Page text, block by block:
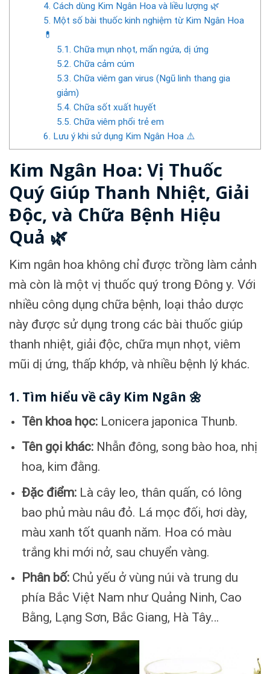
4. Cách dùng Kim Ngân Hoa và liều lượng 🌿
5. Một số bài thuốc kinh nghiệm từ Kim Ngân Hoa
💊
5.1. Chữa mụn nhọt, mẩn ngứa, dị ứng
5.2. Chữa cảm cúm
5.3. Chữa viêm gan virus (Ngũ linh thang gia
giảm)
5.4. Chữa sốt xuất huyết
5.5. Chữa viêm phổi trẻ em
6. Lưu ý khi sử dụng Kim Ngân Hoa ⚠️
Kim Ngân Hoa: Vị Thuốc
Quý Giúp Thanh Nhiệt, Giải
Độc, và Chữa Bệnh Hiệu
Quả 🌿
Kim ngân hoa không chỉ được trồng làm cảnh
mà còn là một vị thuốc quý trong Đông y. Với
nhiều công dụng chữa bệnh, loại thảo dược
này được sử dụng trong các bài thuốc giúp
thanh nhiệt, giải độc, chữa mụn nhọt, viêm
mũi dị ứng, thấp khớp, và nhiều bệnh lý khác.
1. Tìm hiểu về cây Kim Ngân 🌼
Tên khoa học:Lonicera japonica Thunb.
Tên gọi khác:Nhẫn đông, song bào hoa, nhị
hoa, kim đằng.
Đặc điểm:Là cây leo, thân quấn, có lông
bao phủ màu nâu đỏ. Lá mọc đối, hơi dày,
màu xanh tốt quanh năm. Hoa có màu
trắng khi mới nở, sau chuyển vàng.
Phân bố:Chủ yếu ở vùng núi và trung du
phía Bắc Việt Nam như Quảng Ninh, Cao
Bằng, Lạng Sơn, Bắc Giang, Hà Tây…